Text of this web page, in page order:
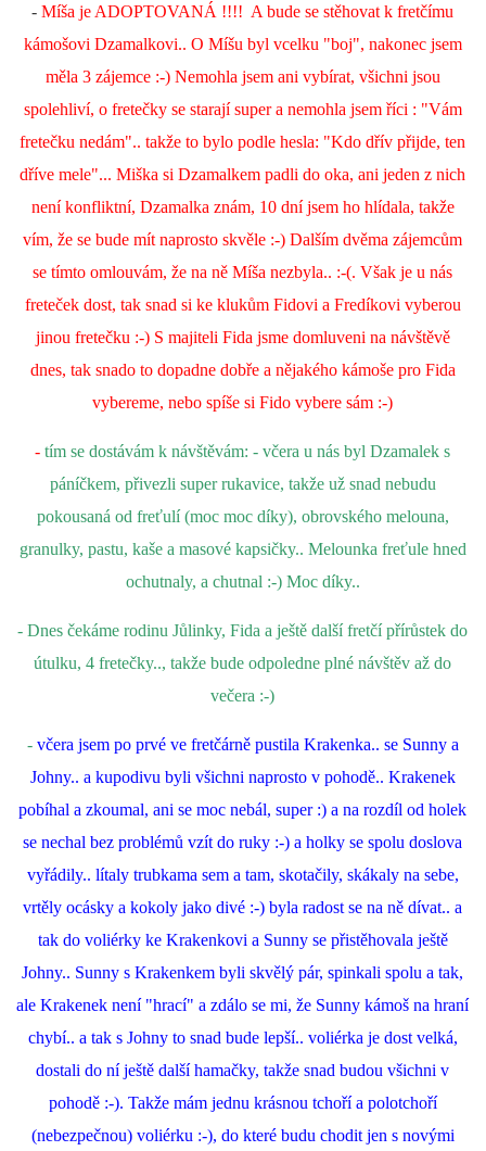
- Míša je ADOPTOVANÁ !!!! A bude se stěhovat k fretčímu
kámošovi Dzamalkovi.. O Míšu byl vcelku "boj", nakonec jsem
měla 3 zájemce :-) Nemohla jsem ani vybírat, všichni jsou
spolehliví, o fretečky se starají super a nemohla jsem říci : "Vám
fretečku nedám".. takže to bylo podle hesla: "Kdo dřív přijde, ten
dříve mele"... Miška si Dzamalkem padli do oka, ani jeden z nich
není konfliktní, Dzamalka znám, 10 dní jsem ho hlídala, takže
vím, že se bude mít naprosto skvěle :-) Dalším dvěma zájemcům
se tímto omlouvám, že na ně Míša nezbyla.. :-(. Však je u nás
freteček dost, tak snad si ke klukům Fidovi a Fredíkovi vyberou
jinou fretečku :-) S majiteli Fida jsme domluveni na návštěvě
dnes, tak snado to dopadne dobře a nějakého kámoše pro Fida
vybereme, nebo spíše si Fido vybere sám :-)
- tím se dostávám k návštěvám: - včera u nás byl Dzamalek s
páníčkem, přivezli super rukavice, takže už snad nebudu
pokousaná od freťulí (moc moc díky), obrovského melouna,
granulky, pastu, kaše a masové kapsičky.. Melounka freťule hned
ochutnaly, a chutnal :-) Moc díky..
- Dnes čekáme rodinu Jůlinky, Fida a ještě další fretčí přírůstek do
útulku, 4 fretečky.., takže bude odpoledne plné návštěv až do
večera :-)
- včera jsem po prvé ve fretčárně pustila Krakenka.. se Sunny a
Johny.. a kupodivu byli všichni naprosto v pohodě.. Krakenek
pobíhal a zkoumal, ani se moc nebál, super :) a na rozdíl od holek
se nechal bez problémů vzít do ruky :-) a holky se spolu doslova
vyřádily.. lítaly trubkama sem a tam, skotačily, skákaly na sebe,
vrtěly ocásky a kokoly jako divé :-) byla radost se na ně dívat.. a
tak do voliérky ke Krakenkovi a Sunny se přistěhovala ještě
Johny.. Sunny s Krakenkem byli skvělý pár, spinkali spolu a tak,
ale Krakenek není "hrací" a zdálo se mi, že Sunny kámoš na hraní
chybí.. a tak s Johny to snad bude lepší.. voliérka je dost velká,
dostali do ní ještě další hamačky, takže snad budou všichni v
pohodě :-). Takže mám jednu krásnou tchoří a polotchoří
(nebezpečnou) voliérku :-), do které budu chodit jen s novými